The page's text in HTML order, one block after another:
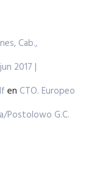
Cab.,
2017 |
en CTO. Europeo
Postolowo G.C.